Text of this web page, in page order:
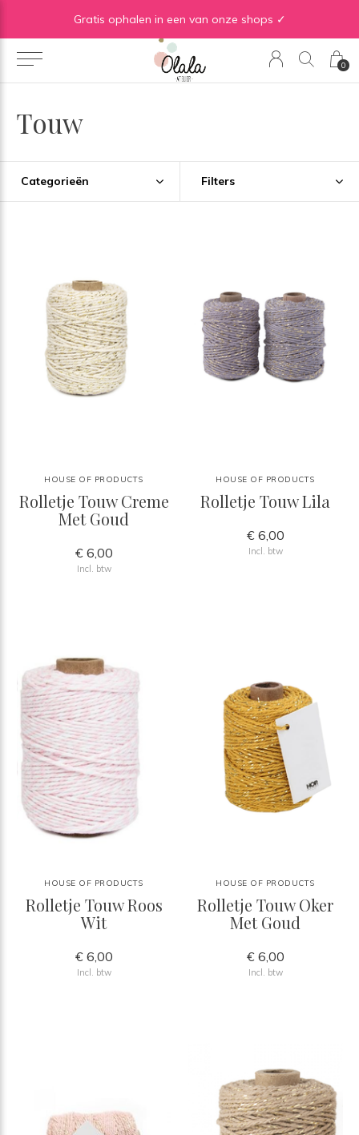
0
Gratis ophalen in een van onze shops ✓
Touw
Categorieën Filters
HOUSE OF PRODUCTS
Rolletje Touw Creme
Met Goud
€ 6,00
Incl. btw
HOUSE OF PRODUCTS
Rolletje Touw Lila
€ 6,00
Incl. btw
HOUSE OF PRODUCTS
Rolletje Touw Roos
Wit
€ 6,00
Incl. btw
HOUSE OF PRODUCTS
Rolletje Touw Oker
Met Goud
€ 6,00
Incl. btw